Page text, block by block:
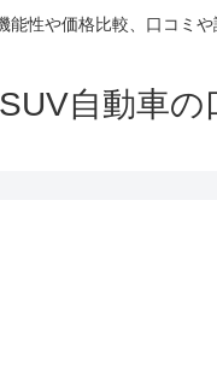
性や価格比較、口コミや
自動車